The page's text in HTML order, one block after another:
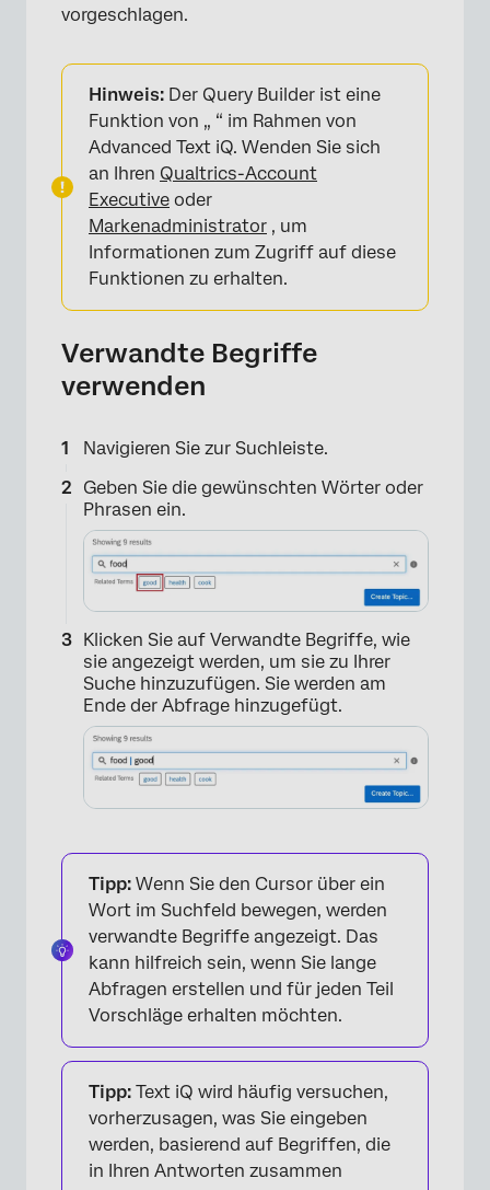
vorgeschlagen.
Hinweis: Der Query Builder ist eine
Funktion von „ “ im Rahmen von
Advanced Text iQ. Wenden Sie sich
an Ihren Qualtrics-Account
Executive oder
Markenadministrator , um
Informationen zum Zugriff auf diese
Funktionen zu erhalten.
Verwandte Begriffe
verwenden
Navigieren Sie zur Suchleiste.
Geben Sie die gewünschten Wörter oder
Phrasen ein.
Klicken Sie auf Verwandte Begriffe, wie
sie angezeigt werden, um sie zu Ihrer
Suche hinzuzufügen. Sie werden am
Ende der Abfrage hinzugefügt.
Tipp: Wenn Sie den Cursor über ein
Wort im Suchfeld bewegen, werden
verwandte Begriffe angezeigt. Das
kann hilfreich sein, wenn Sie lange
Abfragen erstellen und für jeden Teil
Vorschläge erhalten möchten.
Tipp: Text iQ wird häufig versuchen,
vorherzusagen, was Sie eingeben
werden, basierend auf Begriffen, die
in Ihren Antworten zusammen